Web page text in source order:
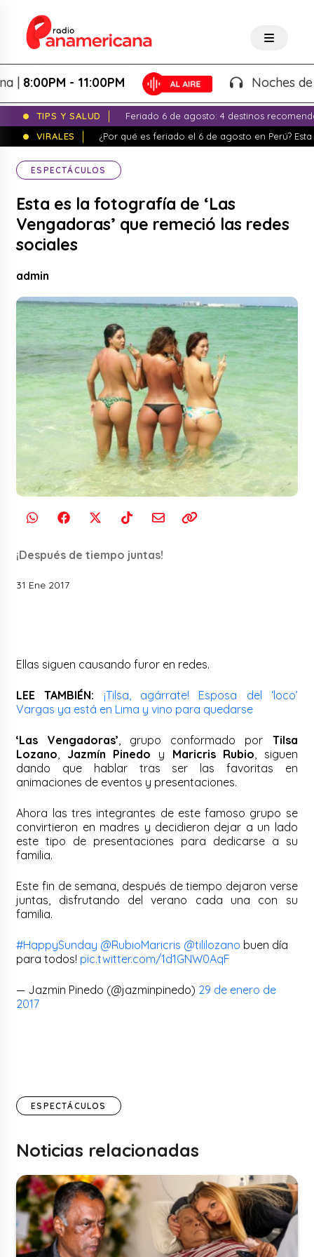
- 11:00PM Noches de
TIPS Y SALUD
Feriado 6 de agosto: 4 destinos
VIRALES
¿Por qué es feriado el 6 de agosto en Perú?
ESPECTÁCULOS
Esta es la fotografía de ‘Las
Vengadoras’ que remeció las redes
sociales
admin
¡Después de tiempo juntas!
31 Ene 2017
Ellas siguen causando furor en redes.
LEE TAMBIÉN:
¡Tilsa, agárrate! Esposa del ‘loco’
Vargas ya está en Lima y vino para quedarse
‘Las Vengadoras’ , grupo conformado por Tilsa
Lozano
Jazmín Pinedo y Maricris Rubio , siguen
dando que hablar tras ser las favoritas en
animaciones de eventos y presentaciones.
Ahora las tres integrantes de este famoso grupo se
convirtieron en madres y decidieron dejar a un lado
este tipo de presentaciones para dedicarse a su
familia.
Este fin de semana, después de tiempo dejaron verse
juntas, disfrutando del verano cada una con su
familia.
#HappySunday @RubioMaricris @tililozano buen día
para todos! pic.twitter.com/1d1GNW0AqF
— Jazmin Pinedo (@jazminpinedo) 29 de enero de
2017
ESPECTÁCULOS
Noticias relacionadas